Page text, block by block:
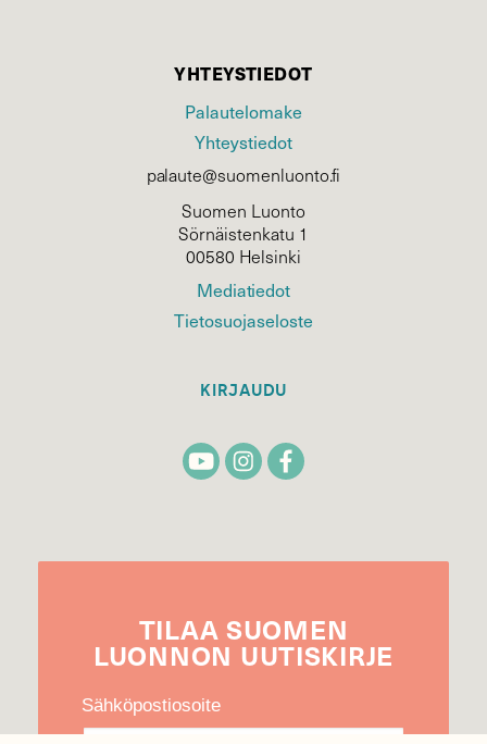
YHTEYSTIEDOT
Palautelomake
Yhteystiedot
palaute@suomenluonto.fi
Suomen Luonto
Sörnäistenkatu 1
00580 Helsinki
Mediatiedot
Tietosuojaseloste
KIRJAUDU
TILAA SUOMEN
LUONNON UUTIS­KIRJE
Sähköpostiosoite